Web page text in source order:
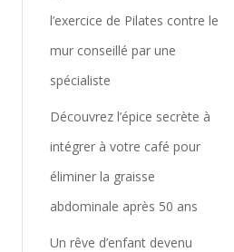
l’exercice de Pilates contre le
mur conseillé par une
spécialiste
Découvrez l’épice secrète à
intégrer à votre café pour
éliminer la graisse
abdominale après 50 ans
Un rêve d’enfant devenu